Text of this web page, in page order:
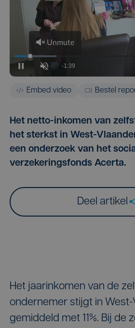
Embed video Bestel
Het netto-inkomen van
het sterkst in West-
een onderzoek van het
verzekeringsfonds Acerta.
Deel artikel
Het jaarinkomen van de
ondernemer stijgt in
gemiddeld met 11%. Bij de